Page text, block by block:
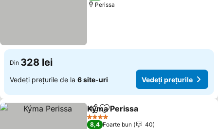
Perissa
Din 328 lei
Vedeți prețurile de la 6 site-uri Vedeți prețurile
DistribuițiAdăugaţi la favorite
Kýma Perissa
4 Stele
8,4 Foarte bun
40